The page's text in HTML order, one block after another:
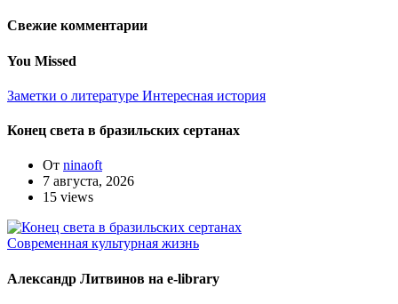
Свежие комментарии
You Missed
Заметки о литературе Интересная история
Конец света в бразильских сертанах
От ninaoft
7 августа, 2026
15 views
Современная культурная жизнь
Александр Литвинов на e-library